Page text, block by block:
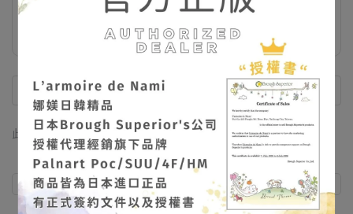
滿額優惠(折扣於購物車顯示)
飾品收納袋 滿額禮
此商品 「 最高 」可以折抵紅利945 點 (約等於NT$945)
商品介紹